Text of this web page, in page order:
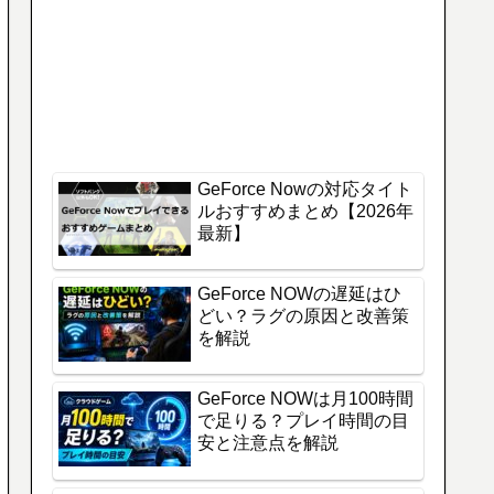
GeForce Nowの対応タイト
ルおすすめまとめ【2026年
最新】
GeForce NOWの遅延はひ
どい？ラグの原因と改善策
を解説
GeForce NOWは月100時間
で足りる？プレイ時間の目
安と注意点を解説